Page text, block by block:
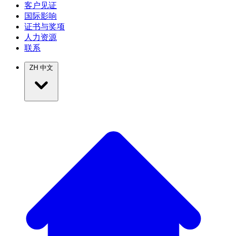
客户见证
国际影响
证书与奖项
人力资源
联系
ZH 中文